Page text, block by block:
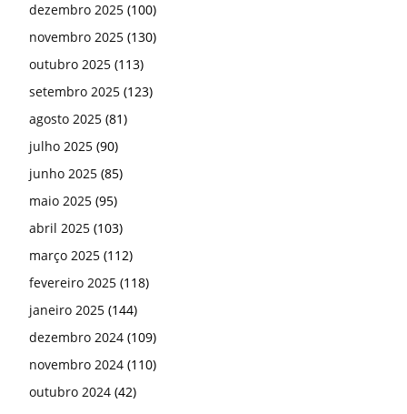
dezembro 2025 (100)
novembro 2025 (130)
outubro 2025 (113)
setembro 2025 (123)
agosto 2025 (81)
julho 2025 (90)
junho 2025 (85)
maio 2025 (95)
abril 2025 (103)
março 2025 (112)
fevereiro 2025 (118)
janeiro 2025 (144)
dezembro 2024 (109)
novembro 2024 (110)
outubro 2024 (42)